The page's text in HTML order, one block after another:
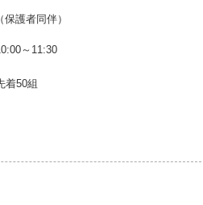
護者同伴）
～11:30
着50組